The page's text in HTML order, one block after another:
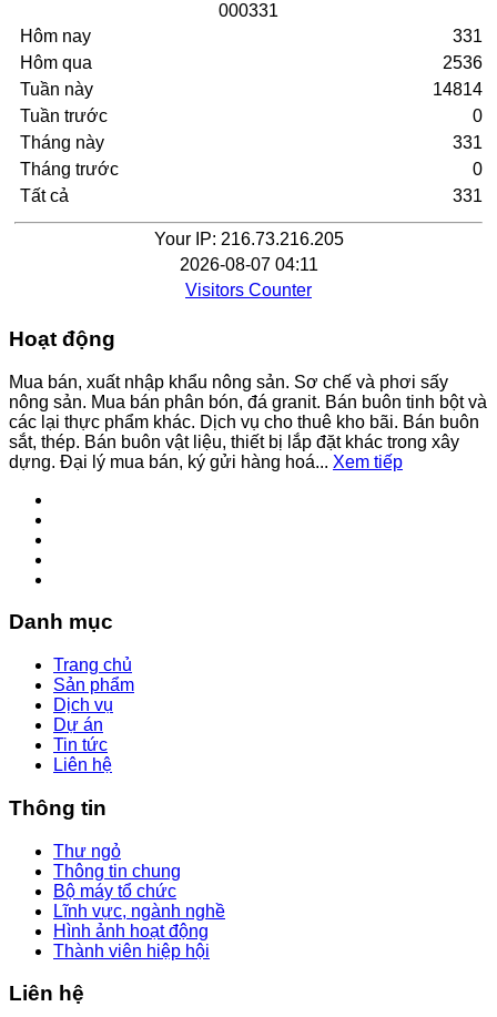
000331
Hôm nay
Hôm qua
Tuần này
Tuần trước
Tháng này
Tháng trước
Tất cả
331
2536
14814
0
331
0
331
Your IP: 216.73.216.205
2026-08-07 04:11
Visitors Counter
Hoạt động
Mua bán, xuất nhập khẩu nông sản. Sơ chế và phơi sấy
nông sản. Mua bán phân bón, đá granit. Bán buôn tinh bột và
các lại thực phẩm khác. Dịch vụ cho thuê kho bãi. Bán buôn
sắt, thép. Bán buôn vật liệu, thiết bị lắp đặt khác trong xây
dựng. Đại lý mua bán, ký gửi hàng hoá... Xem tiếp
Danh mục
Trang chủ
Sản phẩm
Dịch vụ
Dự án
Tin tức
Liên hệ
Thông tin
Thư ngỏ
Thông tin chung
Bộ máy tổ chức
Lĩnh vực, ngành nghề
Hình ảnh hoạt động
Thành viên hiệp hội
Liên hệ